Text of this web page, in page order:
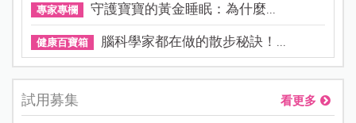
專家專欄 守護寶寶的黃金睡眠：為什麼...
健康百寶箱 腦科學家都在做的散步秘訣！...
試用募集 看更多